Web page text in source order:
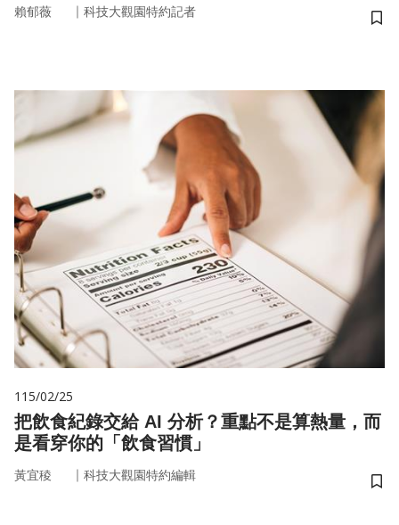
賴郁薇 ｜ 科技大觀園特約記者
儲
115/02/25
把飲食紀錄交給 AI 分析？重點不是算熱量，而
是看穿你的「飲食習慣」
黃宜稜 ｜ 科技大觀園特約編輯
儲